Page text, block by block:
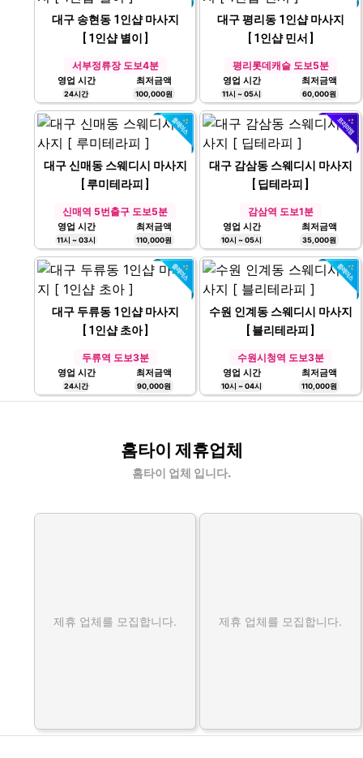
11시 ~ 04시
대구 송현동 1인샵 마사지
[ 1인샵 별이 ]
서부정류장 도보4분
영업 시간
24시간
최저금액
100,000원
대구 평리동 1인샵 마사지
[ 1인샵 민서 ]
평리롯데캐슬 도보5분
영업 시간
11시 ~ 05시
대구 신매동 스웨디시 마사지
[ 루미테라피 ]
신매역 5번출구 도보5분
영업 시간
11시 ~ 03시
대구 감삼동 스웨디시 마사지
[ 딥테라피 ]
감삼역 도보1분
영업 시간
10시 ~ 05시
최저금액
35,000원
대구 두류동 1인샵 마사지
[ 1인샵 초아 ]
90,000원
수원 인계동 스웨디시 마사지
[ 블리테라피 ]
10시 ~ 04시
홈타이 제휴업체